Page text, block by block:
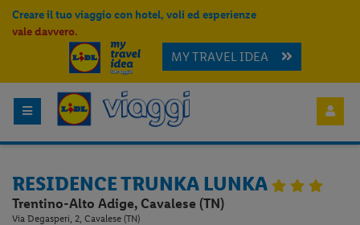
Creare il tuo viaggio con hotel, voli ed esperienze
vale davvero.
MY TRAVEL IDEA
RESIDENCE TRUNKA LUNKA
Trentino-Alto Adige, Cavalese (TN)
Via Degasperi, 2, Cavalese (TN)